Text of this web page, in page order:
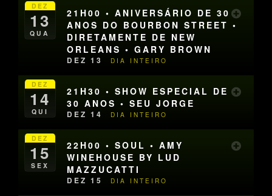
DEZ
13
QUA
21H00 • ANIVERSÁRIO DE 30
ANOS DO BOURBON STREET •
DIRETAMENTE DE NEW
ORLEANS • GARY BROWN
DEZ 13 DIA INTEIRO
DEZ
14
QUI
21H30 • SHOW ESPECIAL DE
30 ANOS • SEU JORGE
DEZ 14 DIA INTEIRO
DEZ
15
SEX
22H00 • SOUL • AMY
WINEHOUSE BY LUD
MAZZUCATTI
DEZ 15 DIA INTEIRO